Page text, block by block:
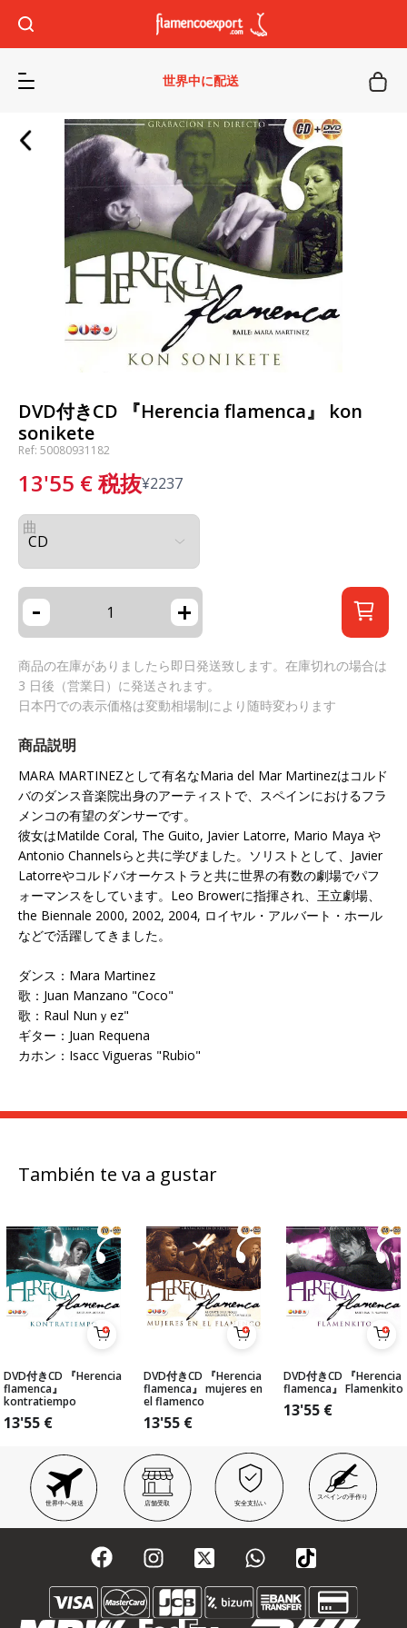
世界中に配送
DVD付きCD 『Herencia flamenca』 kon
sonikete
Ref: 50080931182
13'55 €税抜¥2237
曲
- +
商品の在庫がありましたら即日発送致します。在庫切れの場合は
3 日後（営業日）に発送されます。
日本円での表示価格は変動相場制により随時変わります
商品説明
MARA MARTINEZとして有名なMaria del Mar Martinezはコルド
バのダンス音楽院出身のアーティストで、スペインにおけるフラ
メンコの有望のダンサーです。
彼女はMatilde Coral, The Guito, Javier Latorre, Mario Maya や
Antonio Channelsらと共に学びました。ソリストとして、Javier
Latorreやコルドバオーケストラと共に世界の有数の劇場でパフ
ォーマンスをしています。Leo Browerに指揮され、王立劇場、
the Biennale 2000, 2002, 2004, ロイヤル・アルバート・ホール
などで活躍してきました。
ダンス：Mara Martinez
歌：Juan Manzano "Coco"
歌：Raul Nunｙez"
ギター：Juan Requena
カホン：Isacc Vigueras "Rubio"
También te va a gustar
DVD付きCD 『Herencia
flamenca』
kontratiempo
13'55 €
DVD付きCD 『Herencia
flamenca』 mujeres en
el flamenco
13'55 €
DVD付きCD 『Herencia
flamenca』 Flamenkito
13'55 €
世界中へ発送 店舗受取 安全支払い
スペインの手作り